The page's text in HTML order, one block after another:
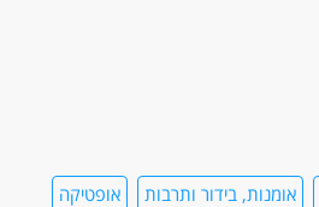
אומנות, בידור ותרבות
אופטיקה